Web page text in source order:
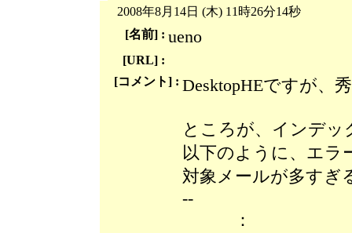
2008年8月14日 (木) 11時26分14秒
[名前] : ueno
[URL] :
[コメント] : DesktopHEですが、
ところが、インデッ
以下のように、エラ
対象メールが多すぎ
--
：